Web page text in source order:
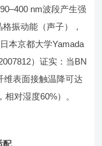
nm波段产生强
振动能（声子），
本京都大学Yamada
）证实：当BN
维表面接触温降可达
对湿度60%）。
配